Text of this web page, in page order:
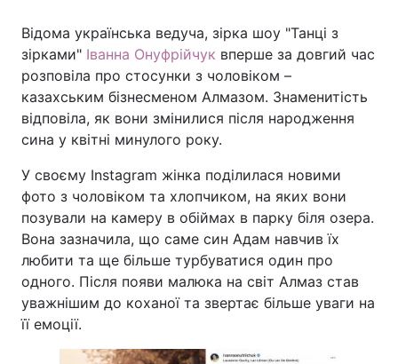
Відома українська ведуча, зірка шоу "Танці з
зірками" Іванна Онуфрійчук вперше за довгий час
розповіла про стосунки з чоловіком –
казахським бізнесменом Алмазом. Знаменитість
відповіла, як вони змінилися після народження
сина у квітні минулого року.
У своєму Instagram жінка поділилася новими
фото з чоловіком та хлопчиком, на яких вони
позували на камеру в обіймах в парку біля озера.
Вона зазначила, що саме син Адам навчив їх
любити та ще більше турбуватися один про
одного. Після появи малюка на світ Алмаз став
уважнішим до коханої та звертає більше уваги на
її емоції.